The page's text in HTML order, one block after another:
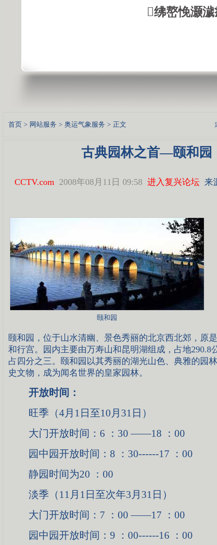
绋嶅悗灏
首页 > 网站服务 > 奥运气象服务 > 正文
古典园林之首—颐和园
CCTV.com 2008年08月11日 09:58 进入复兴论坛来
颐和园
颐和园，位于山水清幽、景色秀丽的北京西北郊，原
和行宫。园内主要由万寿山和昆明湖组成，占地290.8
占四分之三。颐和园以其秀丽的湖光山色、典雅的园
史文物，成为闻名世界的皇家园林。
开放时间：
旺季（4月1日至10月31日）
大门开放时间：6 ：30 ——18 ：00
园中园开放时间：8 ：30------17 ：00
静园时间为20 ：00
淡季（11月1日至次年3月31日）
大门开放时间：7 ：00 ——17 ：00
园中园开放时间：9 ：00------16 ：00